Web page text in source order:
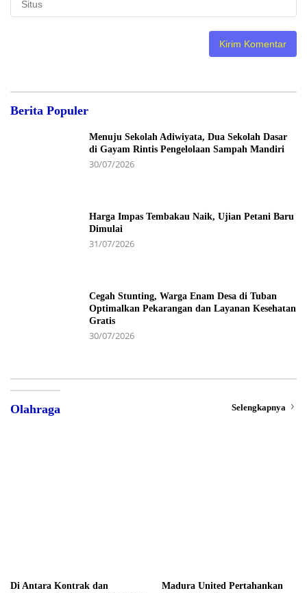
Berita Populer
Menuju Sekolah Adiwiyata, Dua Sekolah Dasar
di Gayam Rintis Pengelolaan Sampah Mandiri
30/07/2026
Harga Impas Tembakau Naik, Ujian Petani Baru
Dimulai
31/07/2026
Cegah Stunting, Warga Enam Desa di Tuban
Optimalkan Pekarangan dan Layanan Kesehatan
Gratis
30/07/2026
Olahraga Selengkapnya
Di Antara Kontrak dan
Madura United Pertahankan